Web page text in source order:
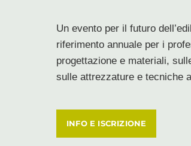
Un evento per il futuro
riferimento annuale per i
progettazione e materiali,
sulle attrezzature e tecniche
INFO E ISCRIZIONE